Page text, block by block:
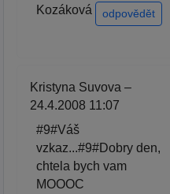
Kozáková
odpovědět
Kristyna Suvova –
24.4.2008 11:07
#9#Váš
vzkaz...#9#Dobry den,
chtela bych vam
MOOOC